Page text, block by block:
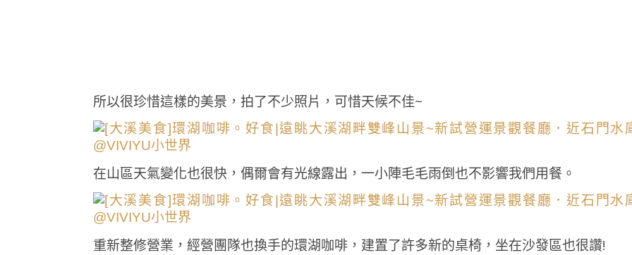
所以很珍惜這樣的美景，拍了不少照片，可惜天候不佳~
在山區天氣變化也很快，偶爾會有光線露出，一小陣毛毛雨倒也不影響我們用餐。
重新整修營業，經營團隊也換手的環湖咖啡，建置了許多新的桌椅，坐在沙發區也很讚!